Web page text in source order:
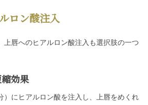
ロン酸注入
上唇へのヒアルロン酸注入も選択肢の一つ
効果
）にヒアルロン酸を注入し、上唇をめくれ